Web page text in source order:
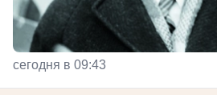
сегодня в 09:43